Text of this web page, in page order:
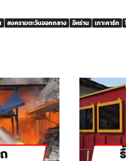
สงครามตะวันออกกลาง อิหร่าน เกาะคาร์ก